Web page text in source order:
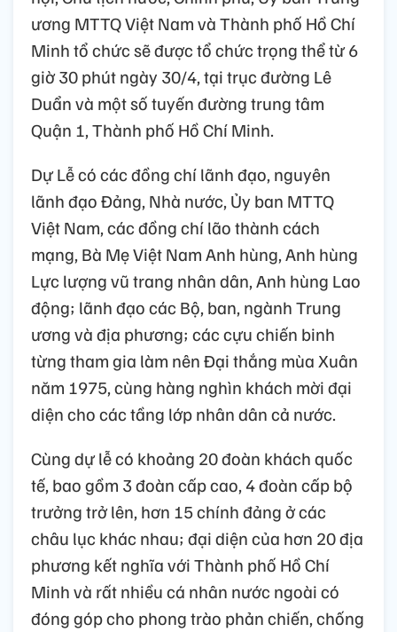
ương MTTQ Việt Nam và Thành phố Hồ Chí
Minh tổ chức sẽ được tổ chức trọng thể từ 6
giờ 30 phút ngày 30/4, tại trục đường Lê
Duẩn và một số tuyến đường trung tâm
Quận 1, Thành phố Hồ Chí Minh.
Dự Lễ có các đồng chí lãnh đạo, nguyên
lãnh đạo Đảng, Nhà nước, Ủy ban MTTQ
Việt Nam, các đồng chí lão thành cách
mạng, Bà Mẹ Việt Nam Anh hùng, Anh hùng
Lực lượng vũ trang nhân dân, Anh hùng Lao
động; lãnh đạo các Bộ, ban, ngành Trung
ương và địa phương; các cựu chiến binh
từng tham gia làm nên Đại thắng mùa Xuân
năm 1975, cùng hàng nghìn khách mời đại
diện cho các tầng lớp nhân dân cả nước.
Cùng dự lễ có khoảng 20 đoàn khách quốc
tế, bao gồm 3 đoàn cấp cao, 4 đoàn cấp bộ
trưởng trở lên, hơn 15 chính đảng ở các
châu lục khác nhau; đại diện của hơn 20 địa
phương kết nghĩa với Thành phố Hồ Chí
Minh và rất nhiều cá nhân nước ngoài có
đóng góp cho phong trào phản chiến, chống